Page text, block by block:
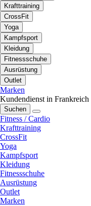
Krafttraining
CrossFit
Yoga
Kampfsport
Kleidung
Fitnessschuhe
Ausrüstung
Outlet
Marken
Kundendienst in Frankreich
Suchen
Fitness / Cardio
Krafttraining
CrossFit
Yoga
Kampfsport
Kleidung
Fitnessschuhe
Ausrüstung
Outlet
Marken